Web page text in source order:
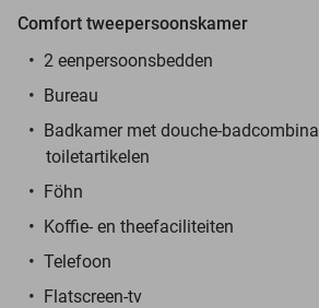
Comfort tweepersoonskamer
2 eenpersoonsbedden
Bureau
Badkamer met douche-
toiletartikelen
Föhn
Koffie- en theefaciliteiten
Telefoon
Flatscreen-tv